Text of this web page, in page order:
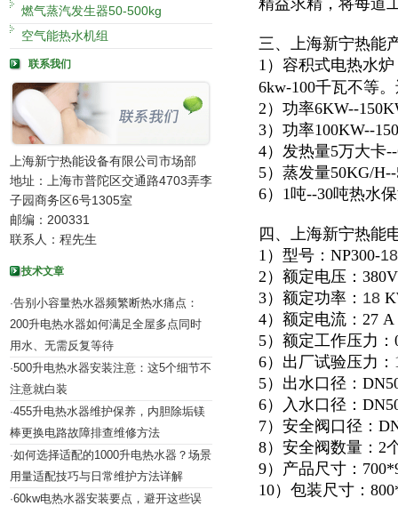
燃气蒸汽发生器50-500kg
空气能热水机组
联系我们
上海新宁热能设备有限公司市场部
地址：上海市普陀区交通路4703弄李
子园商务区6号1305室
邮编：200331
联系人：程先生
技术文章
·告别小容量热水器频繁断热水痛点：
200升电热水器如何满足全屋多点同时
用水、无需反复等待
·500升电热水器安装注意：这5个细节不
注意就白装
·455升电热水器维护保养，内胆除垢镁
棒更换电路故障排查维修方法
·如何选择适配的1000升电热水器？场景
用量适配技巧与日常维护方法详解
·60kw电热水器安装要点，避开这些误
精益求精，将每道
三、上海新宁热能
1）容积式电热水
6kw-100千瓦不等
2）功率6KW--
3）功率100KW--
4）发热量5万大卡
5）蒸发量50KG/
6）1吨--30吨热水
四、上海新宁热能
1）型号：NP300-18
2）额定电压：380V
3）额定功率： 18
4）额定电流：27 A
5）额定工作压力：
6）出厂试验压力：
5）出水口径：
6）入水口径：
7）安全阀口径：
8）安全阀数量：2
9）产品尺寸：
10）包装尺寸：